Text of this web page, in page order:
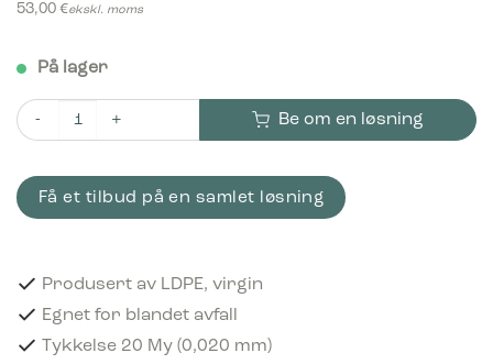
53,00 €ekskl. moms
På lager
Bica Plastposer 25 liter LDPE, virgin Svart antall
Be om en løsning
Få et tilbud på en samlet løsning
Produsert av LDPE, virgin
Egnet for blandet avfall
Tykkelse 20 My (0,020 mm)